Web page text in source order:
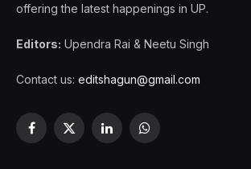
offering the latest happenings in UP.
Editors: Upendra Rai & Neetu Singh
Contact us: editshagun@gmail.com
Facebook
X
LinkedInWhatsApp